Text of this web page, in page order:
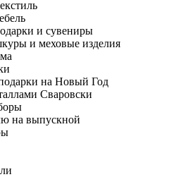
и сувениры
и меховые изделия
на Новый Год
Сваровски
на выпускной